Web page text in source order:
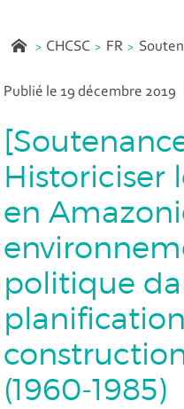
CHCSC FR
Publié le 19 décembre 2019
Historiciser
en
politique
(1960-1985)